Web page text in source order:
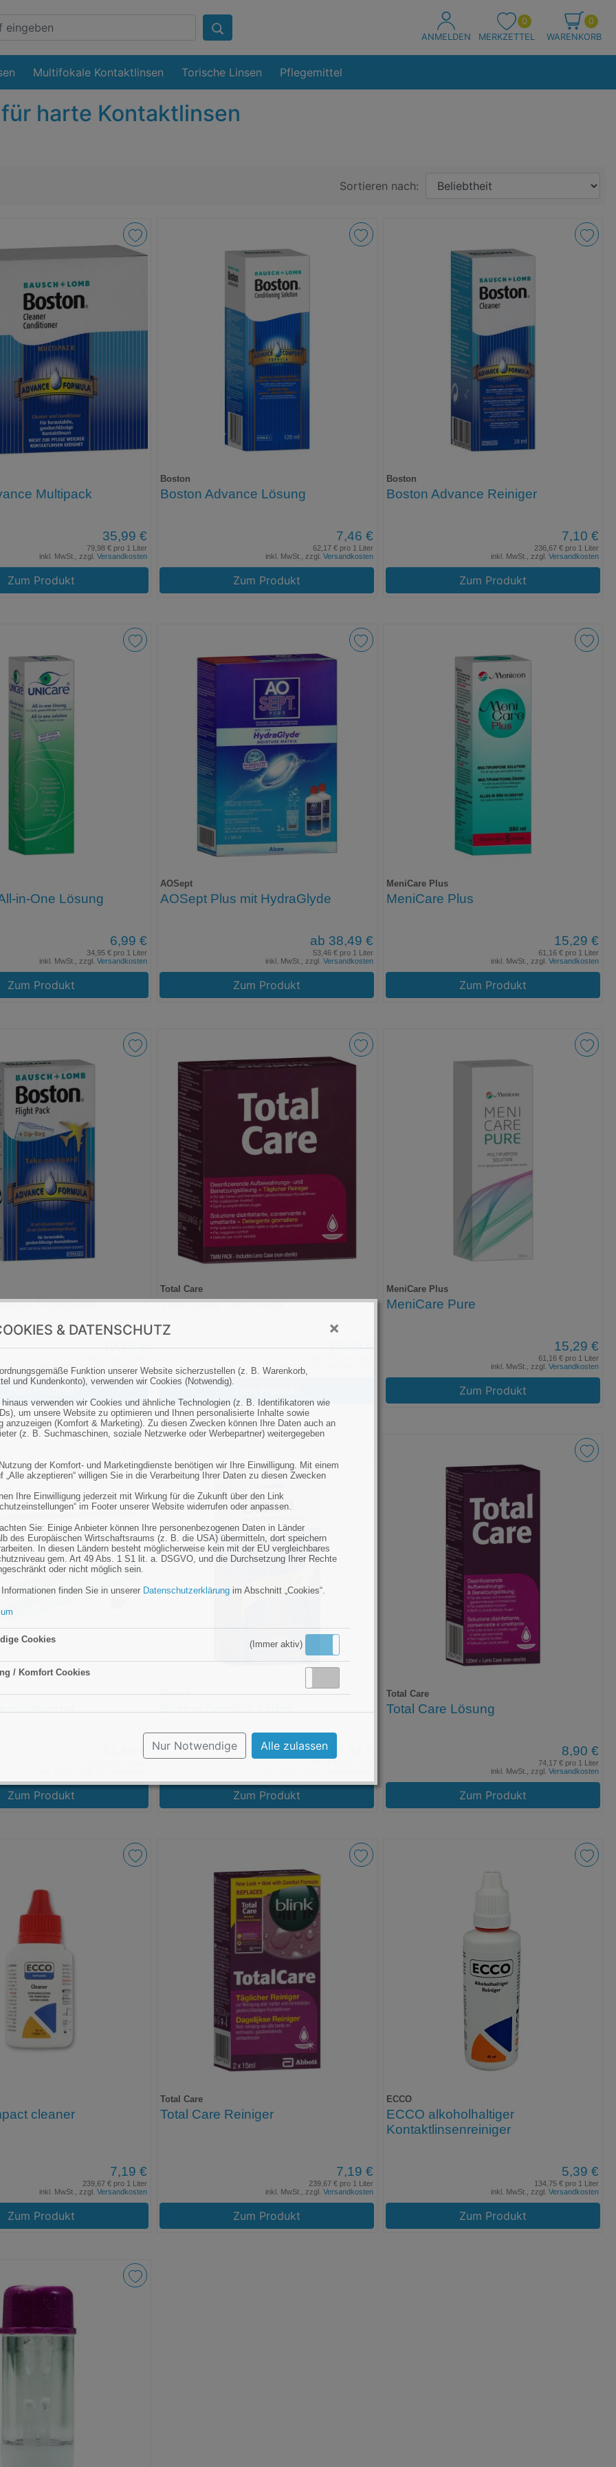
& DATENSCHUTZ ×
Funktion unserer Website sicherzustellen (z. B. Warenkorb,
und Kundenkonto), verwenden wir Cookies (Notwendig).
hinaus verwenden wir Cookies und ähnliche Technologien (z. B. Identifikatoren wie
um unsere Website zu optimieren und Ihnen personalisierte Inhalte sowie
anzuzeigen (Komfort & Marketing). Zu diesen Zwecken können Ihre Daten auch an
(z. B. Suchmaschinen, soziale Netzwerke oder Werbepartner) weitergegeben
der Komfort- und Marketingdienste benötigen wir Ihre Einwilligung. Mit einem
„Alle akzeptieren“ willigen Sie in die Verarbeitung Ihrer Daten zu diesen Zwecken
Ihre Einwilligung jederzeit mit Wirkung für die Zukunft über den Link
im Footer unserer Website widerrufen oder anpassen.
Sie: Einige Anbieter können Ihre personenbezogenen Daten in Länder
des Europäischen Wirtschaftsraums (z. B. die USA) übermitteln, dort speichern
In diesen Ländern besteht möglicherweise kein mit der EU vergleichbares
gem. Art 49 Abs. 1 S1 lit. a. DSGVO, und die Durchsetzung Ihrer Rechte
oder nicht möglich sein.
finden Sie in unserer Datenschutzerklärung im Abschnitt „Cookies“.
Cookies (Immer aktiv)
/ Komfort Cookies
Nur Notwendige Alle zulassen
ANMELDEN
0
MERKZETTEL
0
WARENKORB
Multifokale Kontaktlinsen Torische Linsen Pflegemittel
harte Kontaktlinsen
Sortieren nach:
Multipack
35,99 €
79,98 € pro 1 Liter
inkl. MwSt., zzgl. Versandkosten
Zum Produkt
Boston
Boston Advance Lösung
7,46 €
62,17 € pro 1 Liter
inkl. MwSt., zzgl. Versandkosten
Zum Produkt
Boston
Boston Advance Reiniger
7,10 €
236,67 € pro 1 Liter
inkl. MwSt., zzgl. Versandkosten
Zum Produkt
in-One Lösung
6,99 €
34,95 € pro 1 Liter
inkl. MwSt., zzgl. Versandkosten
Zum Produkt
AOSept
AOSept Plus mit HydraGlyde
ab 38,49 €
53,46 € pro 1 Liter
inkl. MwSt., zzgl. Versandkosten
Zum Produkt
MeniCare Plus
MeniCare Plus
15,29 €
61,16 € pro 1 Liter
inkl. MwSt., zzgl. Versandkosten
Zum Produkt
Flightpack
10,79 €
inkl. MwSt., zzgl.
Versandkosten
Total Care
Total Care Twin Pack
26,99 €
inkl. MwSt., zzgl.
MeniCare Plus
MeniCare Pure
15,29 €
61,16 € pro 1 Liter
inkl. MwSt., zzgl. Versandkosten
Zum Produkt
Zum Produkt
Boston
Boston Simplus 120ml
Zum Produkt
Total Care
Total Care Lösung
8,90 €
74,17 € pro 1 Liter
inkl. MwSt., zzgl. Versandkosten
Zum Produkt
cleaner
7,19 €
239,67 € pro 1 Liter
inkl. MwSt., zzgl. Versandkosten
Zum Produkt
Total Care
Total Care Reiniger
7,19 €
239,67 € pro 1 Liter
inkl. MwSt., zzgl. Versandkosten
Zum Produkt
ECCO
ECCO alkoholhaltiger
Kontaktlinsenreiniger
5,39 €
134,75 € pro 1 Liter
inkl. MwSt., zzgl. Versandkosten
Zum Produkt